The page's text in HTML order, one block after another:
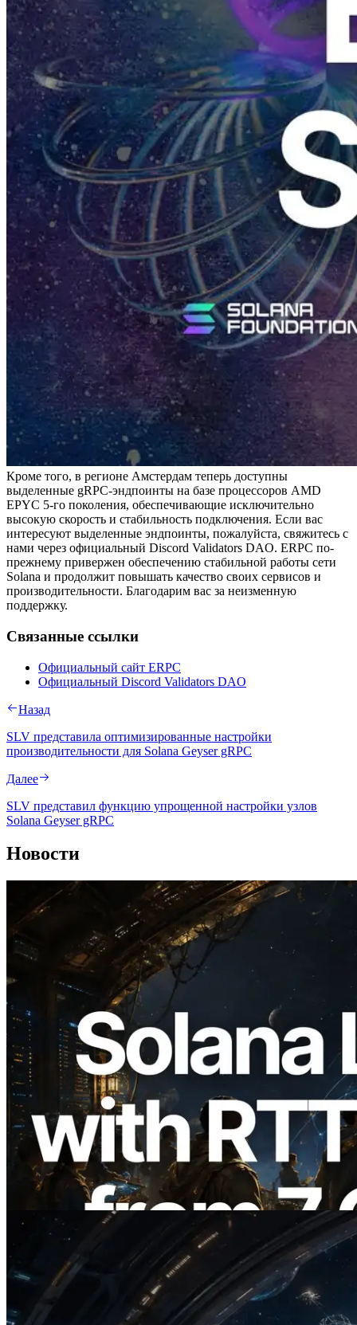
Кроме того, в регионе Амстердам теперь доступны
выделенные gRPC-эндпоинты на базе процессоров AMD
EPYC 5-го поколения, обеспечивающие исключительно
высокую скорость и стабильность подключения. Если вас
интересуют выделенные эндпоинты, пожалуйста, свяжитесь с
нами через официальный Discord Validators DAO. ERPC по-
прежнему привержен обеспечению стабильной работы сети
Solana и продолжит повышать качество своих сервисов и
производительности. Благодарим вас за неизменную
поддержку.
Связанные ссылки
Официальный сайт ERPC
Официальный Discord Validators DAO
Назад
SLV представила оптимизированные настройки
производительности для Solana Geyser gRPC
Далее
SLV представил функцию упрощенной настройки узлов
Solana Geyser gRPC
Новости
2026.08.05
ERPC расширяет Solana Leader Slot
API измерением ping из 7 глобальных
регионов — также запущен Validators
Information API